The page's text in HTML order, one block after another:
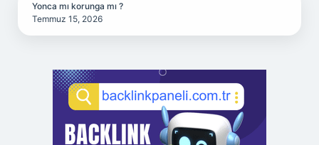
Yonca mı korunga mı ?
Temmuz 15, 2026